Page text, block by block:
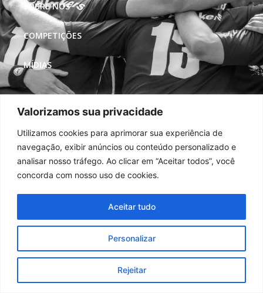
Valorizamos sua privacidade
Utilizamos cookies para aprimorar sua experiência de
navegação, exibir anúncios ou conteúdo personalizado e
analisar nosso tráfego. Ao clicar em “Aceitar todos”, você
concorda com nosso uso de cookies.
Personalizar
Rejeitar
Aceitar tudo
SOBRE NÓS
COMPETIÇÕES
MÍDIAS